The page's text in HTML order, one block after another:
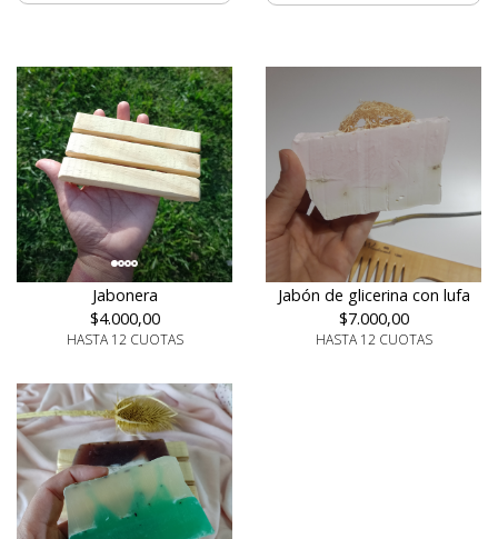
Jabonera
$4.000,00
HASTA 12 CUOTAS
Jabón de glicerina con lufa
$7.000,00
HASTA 12 CUOTAS